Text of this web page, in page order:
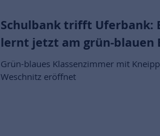
Schulbank trifft Uferbank:
lernt jetzt am grün-blauen
Grün-blaues Klassenzimmer mit
Weschnitz eröffnet